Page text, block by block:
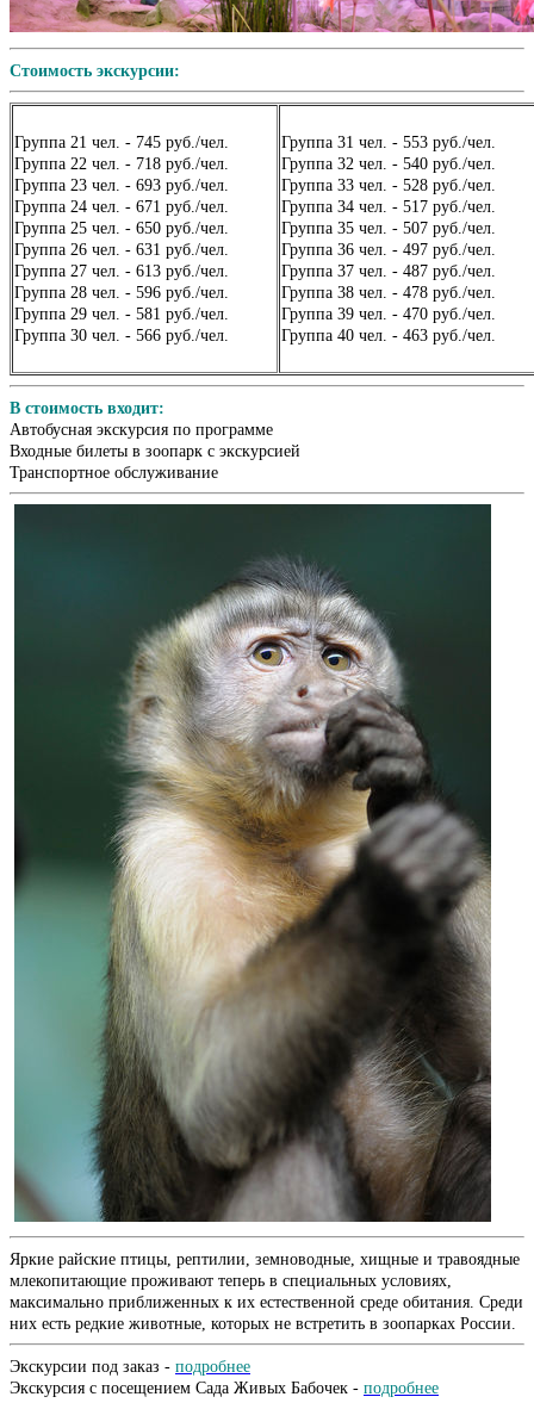
Стоимость экскурсии:
Группа 21 чел. - 745 руб./чел.
Группа 22 чел. - 718 руб./чел.
Группа 23 чел. - 693 руб./чел.
Группа 24 чел. - 671 руб./чел.
Группа 25 чел. - 650 руб./чел.
Группа 26 чел. - 631 руб./чел.
Группа 27 чел. - 613 руб./чел.
Группа 28 чел. - 596 руб./чел.
Группа 29 чел. - 581 руб./чел.
Группа 30 чел. - 566 руб./чел.
Группа 31 чел. - 553 руб./чел.
Группа 32 чел. - 540 руб./чел.
Группа 33 чел. - 528 руб./чел.
Группа 34 чел. - 517 руб./чел.
Группа 35 чел. - 507 руб./чел.
Группа 36 чел. - 497 руб./чел.
Группа 37 чел. - 487 руб./чел.
Группа 38 чел. - 478 руб./чел.
Группа 39 чел. - 470 руб./чел.
Группа 40 чел. - 463 руб./чел.
В стоимость входит:
Автобусная экскурсия по программе
Входные билеты в зоопарк с экскурсией
Транспортное обслуживание
Яркие райские птицы, рептилии, земноводные, хищные и травоядные
млекопитающие проживают теперь в специальных условиях,
максимально приближенных к их естественной среде обитания. Среди
них есть редкие животные, которых не встретить в зоопарках России.
Экскурсии под заказ - подробнее
Экскурсия с посещением Сада Живых Бабочек - подробнее